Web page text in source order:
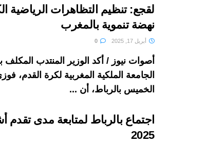
لقجع: تنظيم التظاهرات الرياضية
نهضة تنموية بالمغرب
أبريل 17, 2025
أصوات نيوز / أكد الوزير المنتدب المكلف
الجامعة الملكية المغربية لكرة القدم،
الخميس بالرباط، أن ...
اجتماع بالرباط لمتابعة مدى
2025